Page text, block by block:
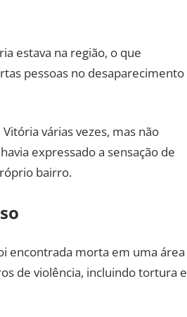
estava na região, o que
pessoas no desaparecimento
várias vezes, mas não
expressado a sensação de
bairro.
encontrada morta em uma área
de violência, incluindo tortura e